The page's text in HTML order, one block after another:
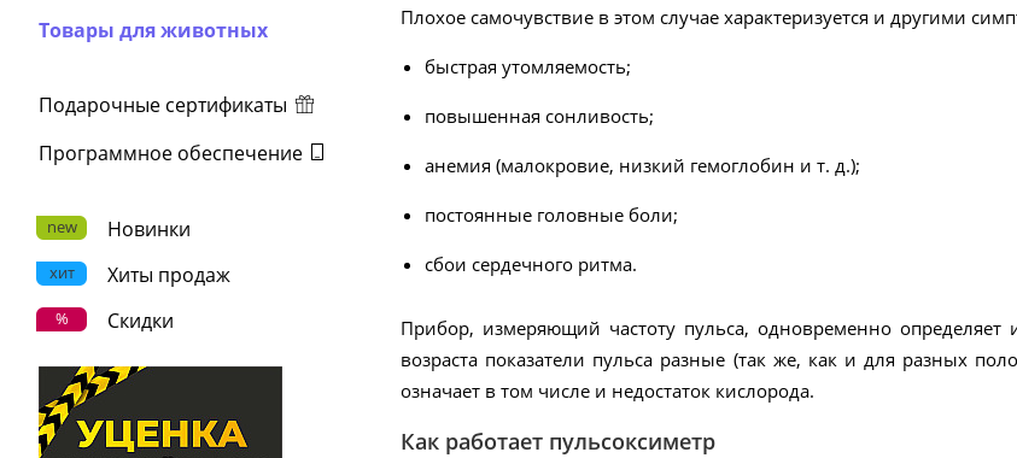
Товары для животных
Подарочные сертификаты
Программное обеспечение
new Новинки
хит Хиты продаж
% Скидки
Плохое самочувствие в этом случае характеризуется и другими
быстрая утомляемость;
повышенная сонливость;
анемия (малокровие, низкий гемоглобин и т. д.);
постоянные головные боли;
сбои сердечного ритма.
Прибор, измеряющий частоту пульса, одновременно
возраста показатели пульса разные (так же, как и для разных
означает в том числе и недостаток кислорода.
Как работает пульсоксиметр